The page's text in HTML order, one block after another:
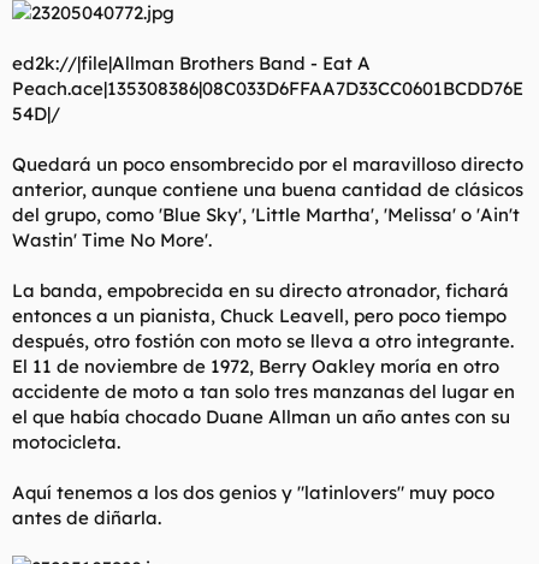
ed2k://|file|Allman Brothers Band - Eat A
Peach.ace|135308386|08C033D6FFAA7D33CC0601BCDD76E
54D|/
Quedará un poco ensombrecido por el maravilloso directo
anterior, aunque contiene una buena cantidad de clásicos
del grupo, como 'Blue Sky', 'Little Martha', 'Melissa' o 'Ain't
Wastin' Time No More'.
La banda, empobrecida en su directo atronador, fichará
entonces a un pianista, Chuck Leavell, pero poco tiempo
después, otro fostión con moto se lleva a otro integrante.
El 11 de noviembre de 1972, Berry Oakley moría en otro
accidente de moto a tan solo tres manzanas del lugar en
el que había chocado Duane Allman un año antes con su
motocicleta.
Aquí tenemos a los dos genios y "latinlovers" muy poco
antes de diñarla.